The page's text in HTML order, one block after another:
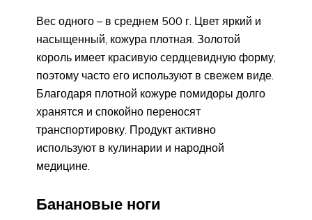
Вес одного – в среднем 500 г. Цвет яркий и
насыщенный, кожура плотная. Золотой
король имеет красивую сердцевидную форму,
поэтому часто его используют в свежем виде.
Благодаря плотной кожуре помидоры долго
хранятся и спокойно переносят
транспортировку. Продукт активно
используют в кулинарии и народной
медицине.
Банановые ноги